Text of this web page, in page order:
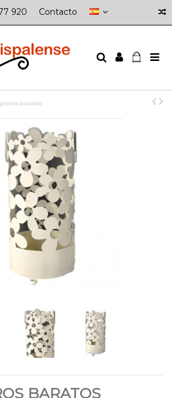
920 Contacto
baratos
BARATOS